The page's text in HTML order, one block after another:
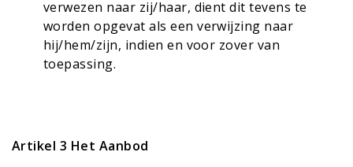
verwezen naar zij/haar, dient dit tevens te
worden opgevat als een verwijzing naar
hij/hem/zijn, indien en voor zover van
toepassing.
Artikel 3 Het Aanbod